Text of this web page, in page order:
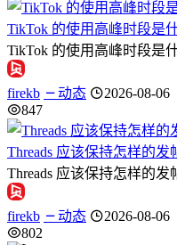
TikTok 的使用高峰时段是
TikTok 的使用高峰时段是
firekb 动态
2026-08-06
847
Threads 应该保持怎样的发
Threads 应该保持怎样的
firekb 动态
2026-08-06
802